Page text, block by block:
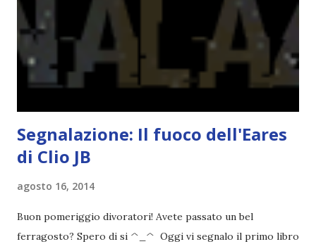
per raggiungerla. Da quel momento tutto cambia e, prima
ancora di rendersene conto, Sam inizia a trascorrere ogni
momento libero con il paziente e dolce Jase, a cui piace
fare tutto quello “che richiede tempo e attenzion...
Segnalazione: Il fuoco dell'Eares
di Clio JB
agosto 16, 2014
Buon pomeriggio divoratori! Avete passato un bel
ferragosto? Spero di si ^_^ Oggi vi segnalo il primo libro